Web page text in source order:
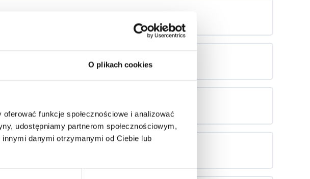
O plikach cookies
funkcje społecznościowe i analizować
udostępniamy partnerom społecznościowym,
danymi otrzymanymi od Ciebie lub